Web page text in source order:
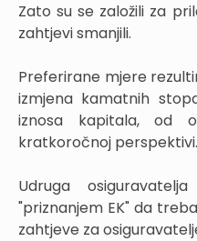
Zato su se založili za
zahtjevi smanjili.
Preferirane mjere
izmjena kamatnih
iznosa kapitala, od
kratkoročnoj perspektivi.
Udruga
"priznanjem EK" da
zahtjeve za